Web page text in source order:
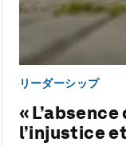
リーダーシップ
«
l’injustice